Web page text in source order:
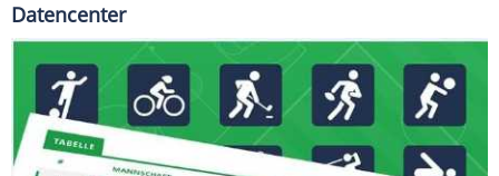
Datencenter